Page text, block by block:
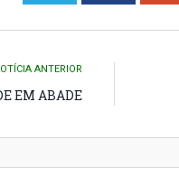
ANTERIOR
EM ABADE